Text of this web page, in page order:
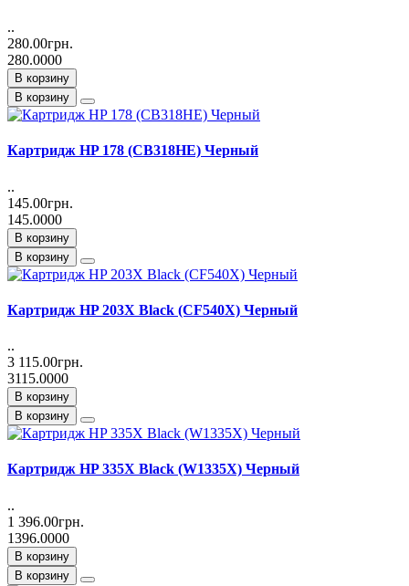
..
280.00грн.
280.0000
В корзину
В корзину
Картридж HP 178 (CB318HE) Черный
..
145.00грн.
145.0000
В корзину
В корзину
Картридж HP 203X Black (CF540X) Черный
..
3 115.00грн.
3115.0000
В корзину
В корзину
Картридж HP 335X Black (W1335X) Черный
..
1 396.00грн.
1396.0000
В корзину
В корзину